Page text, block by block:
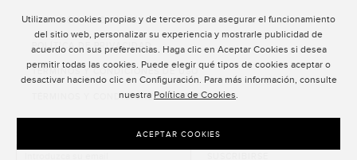
Utilizamos cookies propias y de terceros para asegurar el funcionamiento
del sitio web, personalizar su experiencia y mostrarle publicidad de
acuerdo con sus preferencias. Haga clic en Aceptar Cookies si desea
permitir todas las cookies. Puede elegir qué tipos de cookies aceptar o
desactivar haciendo clic en Configuración. Para más información, consulte
nuestra Política de Cookies.
ACEPTAR COOKIES
Mostrando
ATENCIÓN AL CLIENTE
POLÍTICA DE PRIVACIDAD
TÉRMINOS Y CONDICIONES DE USO
TÉRMINOS Y CONDICIONES DE VENTA
SUSCRIPCIÓN AL NEWSLETTER